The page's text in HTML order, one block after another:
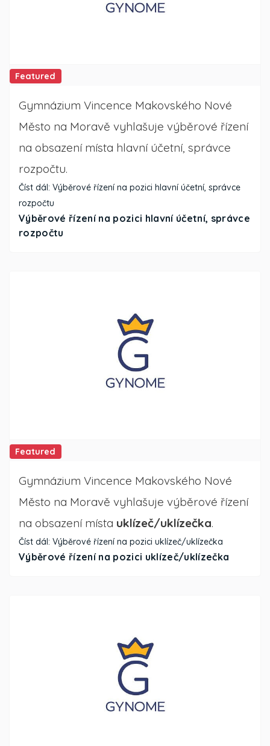
Featured
Výběrové řízení na pozici hlavní účetní, správce
rozpočtu
Gymnázium Vincence Makovského Nové
Město na Moravě vyhlašuje výběrové řízení
na obsazení místa hlavní účetní, správce
rozpočtu.
Číst dál: Výběrové řízení na pozici hlavní účetní, správce
rozpočtu
Featured
Výběrové řízení na pozici uklízeč/uklízečka
Gymnázium Vincence Makovského Nové
Město na Moravě vyhlašuje výběrové řízení
na obsazení místa uklízeč/uklízečka.
Číst dál: Výběrové řízení na pozici uklízeč/uklízečka